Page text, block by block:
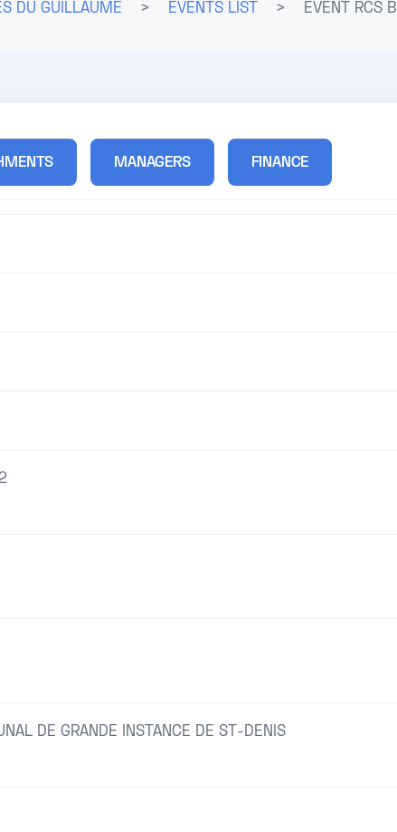
DU GUILLAUME > EVENTS LIST > EVENT RCS B
MANAGERS FINANCE
DE GRANDE INSTANCE DE ST-DENIS